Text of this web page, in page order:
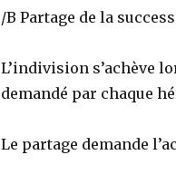
/B Partage de la
L’indivision s’achève
demandé par chaque
Le partage demande